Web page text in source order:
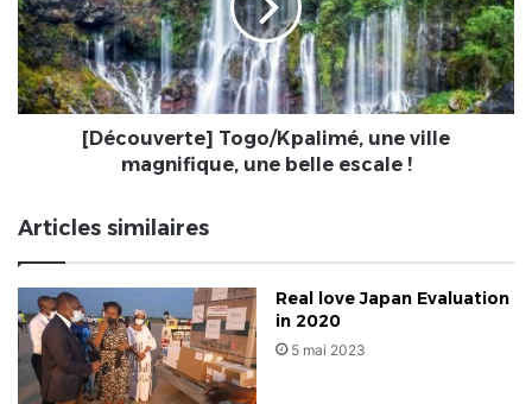
magnifique,
une
belle
escale
!
[Découverte] Togo/Kpalimé, une ville
magnifique, une belle escale !
Articles similaires
Real love Japan Evaluation
in 2020
5 mai 2023